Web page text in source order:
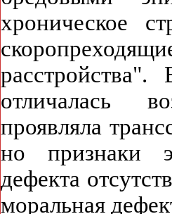
хроническое
отличалась
проявляла
но признаки
дефекта
моральная